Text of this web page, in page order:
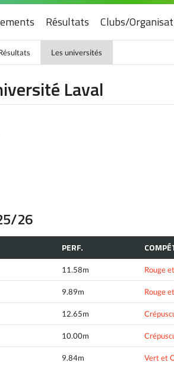
Résultats Clubs/
Les universités
Laval
26
PERF.
11.58m Rouge
9.89m Rouge
12.65m
10.00m
9.84m Vert et